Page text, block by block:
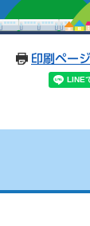
印刷ペー